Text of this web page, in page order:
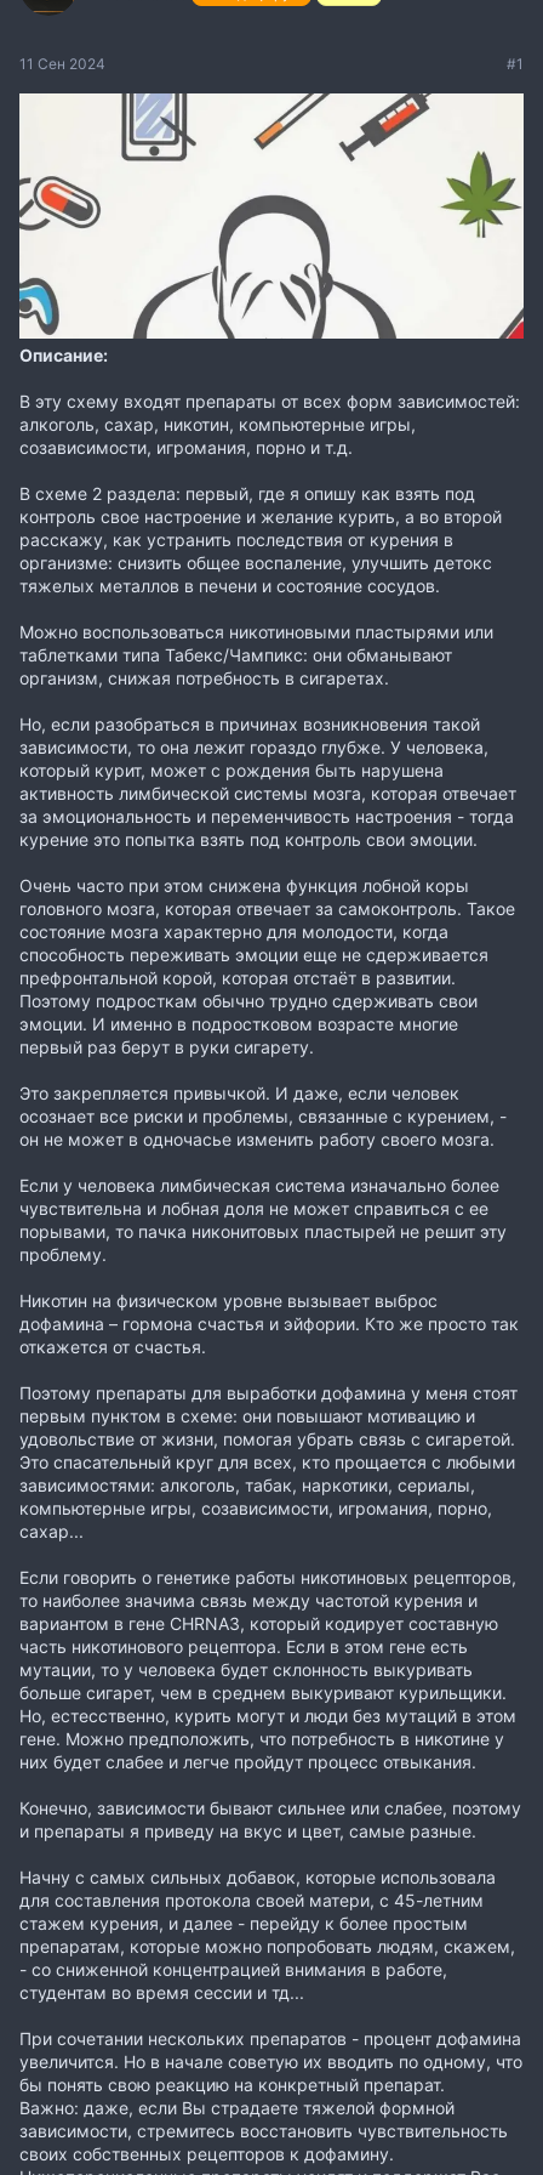
11 Сен 2024 #1
Описание:
В эту схему входят препараты от всех форм зависимостей:
алкоголь, сахар, никотин, компьютерные игры,
созависимости, игромания, порно и т.д.
В схеме 2 раздела: первый, где я опишу как взять под
контроль свое настроение и желание курить, а во второй
расскажу, как устранить последствия от курения в
организме: снизить общее воспаление, улучшить детокс
тяжелых металлов в печени и состояние сосудов.
Можно воспользоваться никотиновыми пластырями или
таблетками типа Табекс/Чампикс: они обманывают
организм, снижая потребность в сигаретах.
Но, если разобраться в причинах возникновения такой
зависимости, то она лежит гораздо глубже. У человека,
который курит, может с рождения быть нарушена
активность лимбической системы мозга, которая отвечает
за эмоциональность и переменчивость настроения - тогда
курение это попытка взять под контроль свои эмоции.
Очень часто при этом снижена функция лобной коры
головного мозга, которая отвечает за самоконтроль. Такое
состояние мозга характерно для молодости, когда
способность переживать эмоции еще не сдерживается
префронтальной корой, которая отстаёт в развитии.
Поэтому подросткам обычно трудно сдерживать свои
эмоции. И именно в подростковом возрасте многие
первый раз берут в руки сигарету.
Это закрепляется привычкой. И даже, если человек
осознает все риски и проблемы, связанные с курением, -
он не может в одночасье изменить работу своего мозга.
Если у человека лимбическая система изначально более
чувствительна и лобная доля не может справиться с ее
порывами, то пачка никонитовых пластырей не решит эту
проблему.
Никотин на физическом уровне вызывает выброс
дофамина – гормона счастья и эйфории. Кто же просто так
откажется от счастья.
Поэтому препараты для выработки дофамина у меня стоят
первым пунктом в схеме: они повышают мотивацию и
удовольствие от жизни, помогая убрать связь с сигаретой.
Это спасательный круг для всех, кто прощается с любыми
зависимостями: алкоголь, табак, наркотики, сериалы,
компьютерные игры, созависимости, игромания, порно,
сахар...
Если говорить о генетике работы никотиновых рецепторов,
то наиболее значима связь между частотой курения и
вариантом в гене CHRNA3, который кодирует составную
часть никотинового рецептора. Если в этом гене есть
мутации, то у человека будет склонность выкуривать
больше сигарет, чем в среднем выкуривают курильщики.
Но, естесственно, курить могут и люди без мутаций в этом
гене. Можно предположить, что потребность в никотине у
них будет слабее и легче пройдут процесс отвыкания.
Конечно, зависимости бывают сильнее или слабее, поэтому
и препараты я приведу на вкус и цвет, самые разные.
Начну с самых сильных добавок, которые использовала
для составления протокола своей матери, с 45-летним
стажем курения, и далее - перейду к более простым
препаратам, которые можно попробовать людям, скажем,
- со сниженной концентрацией внимания в работе,
студентам во время сессии и тд...
При сочетании нескольких препаратов - процент дофамина
увеличится. Но в начале советую их вводить по одному, что
бы понять свою реакцию на конкретный препарат.
Важно: даже, если Вы страдаете тяжелой формной
зависимости, стремитесь восстановить чувствительность
своих собственных рецепторов к дофамину.